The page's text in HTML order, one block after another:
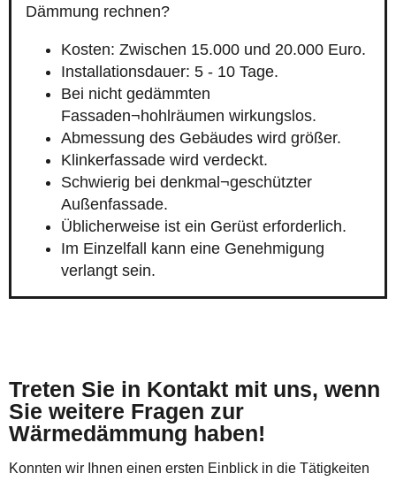
Dämmung rechnen?
Kosten: Zwischen 15.000 und 20.000 Euro.
Installationsdauer: 5 - 10 Tage.
Bei nicht gedämmten
Fassaden¬hohlräumen wirkungslos.
Abmessung des Gebäudes wird größer.
Klinkerfassade wird verdeckt.
Schwierig bei denkmal¬geschützter
Außenfassade.
Üblicherweise ist ein Gerüst erforderlich.
Im Einzelfall kann eine Genehmigung
verlangt sein.
Treten Sie in Kontakt mit uns, wenn
Sie weitere Fragen zur
Wärmedämmung haben!
Konnten wir Ihnen einen ersten Einblick in die Tätigkeiten